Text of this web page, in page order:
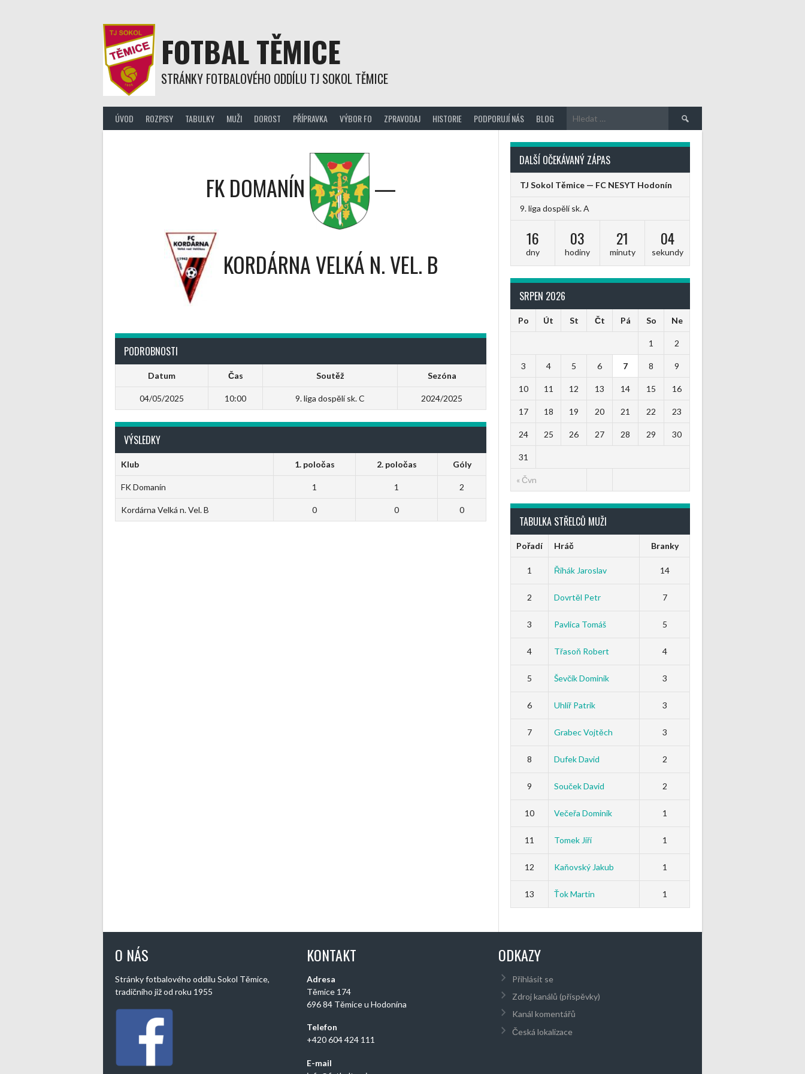
FOTBAL TĚMICE
STRÁNKY FOTBALOVÉHO ODDÍLU TJ SOKOL TĚMICE
ÚVOD ROZPISY TABULKY MUŽI DOROST PŘÍPRAVKA VÝBOR FO ZPRAVODAJ HISTORIE PODPORUJÍ NÁS BLOG Vyhledávání
FK DOMANÍN —
KORDÁRNA VELKÁ N. VEL. B
PODROBNOSTI
Datum Čas Soutěž Sezóna
04/05/2025 10:00 9. liga dospělí sk. C 2024/2025
VÝSLEDKY
Klub 1. poločas 2. poločas Góly
FK Domanín 1 1 2
Kordárna Velká n. Vel. B 0 0 0
DALŠÍ OČEKÁVANÝ ZÁPAS
TJ Sokol Těmice — FC NESYT Hodonín
9. liga dospělí sk. A
16
dny
03
hodiny
21
minuty
04
sekundy
SRPEN 2026
Po Út St Čt Pá So Ne
« Čvn
1 2
3 4 5 6 7 8 9
10 11 12 13 14 15 16
17 18 19 20 21 22 23
24 25 26 27 28 29 30
31
TABULKA STŘELCŮ MUŽI
Pořadí Hráč Branky
1 Řihák Jaroslav 14
2 Dovrtěl Petr 7
3 Pavlica Tomáš 5
4 Třasoň Robert 4
5 Ševčík Dominik 3
6 Uhlíř Patrik 3
7 Grabec Vojtěch 3
8 Dufek David 2
9 Souček David 2
10 Večeřa Dominik 1
11 Tomek Jiří 1
12 Kaňovský Jakub 1
13 Ťok Martin 1
O NÁS
Stránky fotbalového oddílu Sokol Těmice,
tradičního již od roku 1955
KONTAKT
Adresa
Těmice 174
696 84 Těmice u Hodonína
Telefon
+420 604 424 111
E-mail
ODKAZY
Přihlásit se
Zdroj kanálů (příspěvky)
Kanál komentářů
Česká lokalizace